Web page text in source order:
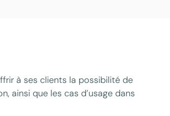
à ses clients la possibilité de
ainsi que les cas d’usage dans